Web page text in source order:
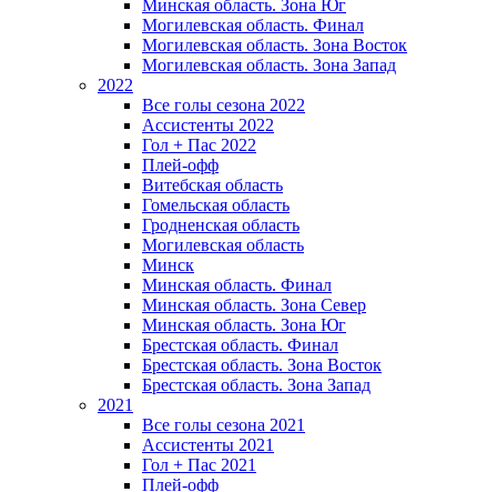
Минская область. Зона Юг
Могилевская область. Финал
Могилевская область. Зона Восток
Могилевская область. Зона Запад
2022
Все голы сезона 2022
Ассистенты 2022
Гол + Пас 2022
Плей-офф
Витебская область
Гомельская область
Гродненская область
Могилевская область
Минск
Mинская область. Финал
Минская область. Зона Север
Минская область. Зона Юг
Брестская область. Финал
Брестская область. Зона Восток
Брестская область. Зона Запад
2021
Все голы сезона 2021
Ассистенты 2021
Гол + Пас 2021
Плей-офф